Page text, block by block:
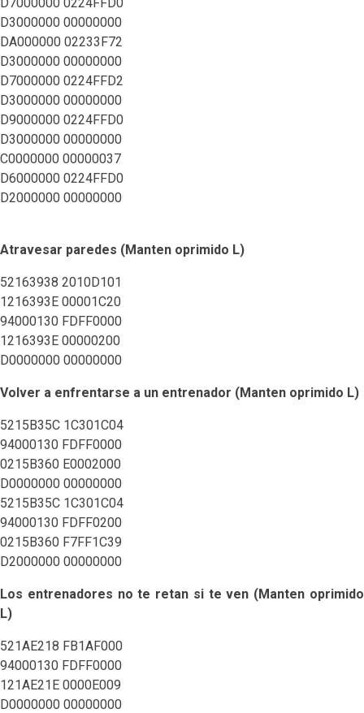
D3000000 00000000
DA000000 02233F72
D3000000 00000000
D7000000 0224FFD2
D3000000 00000000
D9000000 0224FFD0
D3000000 00000000
C0000000 00000037
D6000000 0224FFD0
D2000000 00000000
Atravesar paredes (Manten oprimido L)
52163938 2010D101
1216393E 00001C20
94000130 FDFF0000
1216393E 00000200
D0000000 00000000
Volver a enfrentarse a un entrenador (Manten oprimido L)
5215B35C 1C301C04
94000130 FDFF0000
0215B360 E0002000
D0000000 00000000
5215B35C 1C301C04
94000130 FDFF0200
0215B360 F7FF1C39
D2000000 00000000
Los entrenadores no te retan si te ven (Manten oprimido
L)
521AE218 FB1AF000
94000130 FDFF0000
121AE21E 0000E009
D0000000 00000000